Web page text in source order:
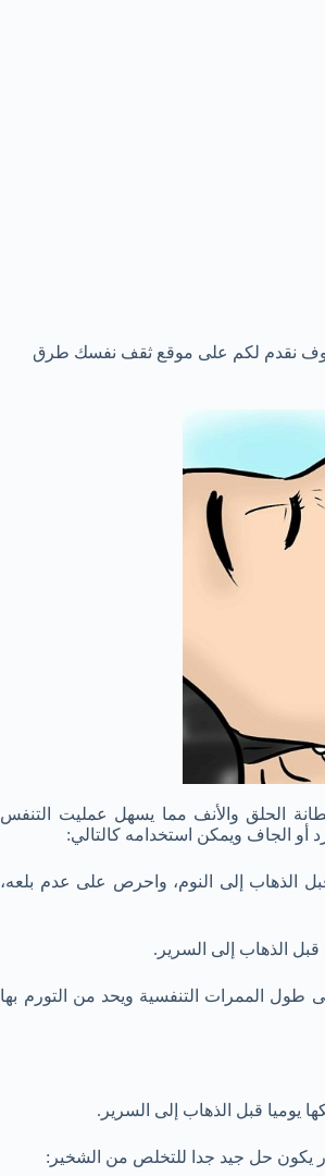
فسوف نقدم لكم على موقع ثقف نفسك طرق
الحلق والأنف مما يسهل عمليت التنفس
أو الجاف ويمكن استخدامه كالتالي:
الذهاب إلى النوم، واحرص على عدم بلعه،
الذهاب إلى السرير.
طول الممرات التنفسية ويحد من التورم بها
قبل الذهاب إلى السرير.
يكون حل جيد جدا للتخلص من الشخير: